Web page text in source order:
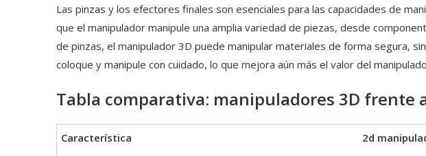
Las pinzas y los efectores finales son esenciales para las capacidades de
que el manipulador manipule una amplia variedad de piezas, desde
de pinzas, el manipulador 3D puede manipular materiales de forma segura,
coloque y manipule con cuidado, lo que mejora aún más el valor del
Tabla comparativa: manipuladores 3D frente
Característica 2d